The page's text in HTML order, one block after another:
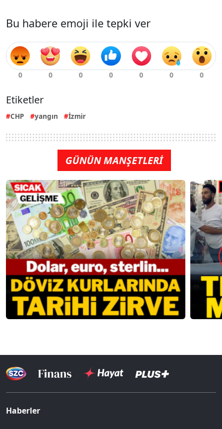
Bu habere emoji ile tepki ver
Etiketler
CHP yangın İzmir
GÜNÜN MANŞETLERİ
Haberler